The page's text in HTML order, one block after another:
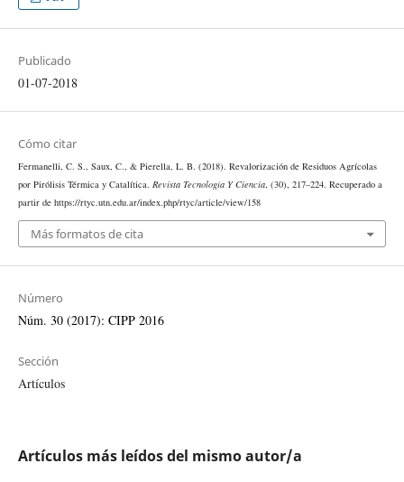
Publicado
01-07-2018
Cómo citar
Fermanelli, C. S., Saux, C., & Pierella, L. B. (2018). Revalorización de Residuos Agrícolas
por Pirólisis Térmica y Catalítica. Revista Tecnología Y Ciencia, (30), 217–224. Recuperado a
partir de https://rtyc.utn.edu.ar/index.php/rtyc/article/view/158
Más formatos de cita
Número
Núm. 30 (2017): CIPP 2016
Sección
Artículos
Artículos más leídos del mismo autor/a